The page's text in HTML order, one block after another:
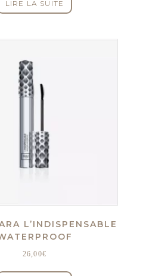
LIRE LA SUITE
L’INDISPENSABLE
26,00€